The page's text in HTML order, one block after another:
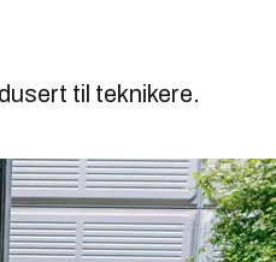
til teknikere.